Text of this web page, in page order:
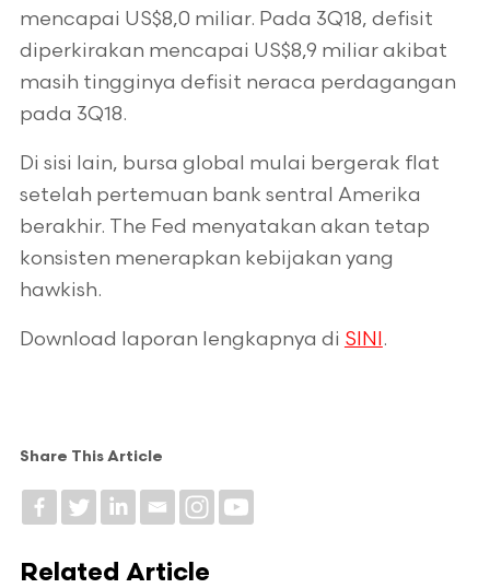
mencapai US$8,0 miliar. Pada 3Q18, defisit
diperkirakan mencapai US$8,9 miliar akibat
masih tingginya defisit neraca perdagangan
pada 3Q18.
Di sisi lain, bursa global mulai bergerak flat
setelah pertemuan bank sentral Amerika
berakhir. The Fed menyatakan akan tetap
konsisten menerapkan kebijakan yang
hawkish.
Download laporan lengkapnya di SINI .
Share This Article
Related Article